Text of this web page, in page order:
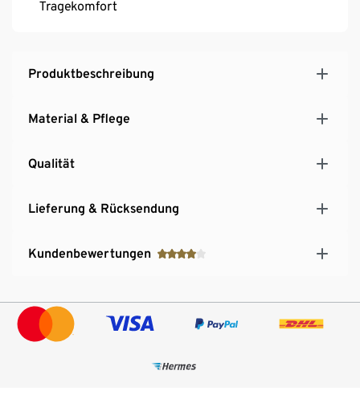
Tragekomfort
Produktbeschreibung
Material & Pflege
Qualität
Lieferung & Rücksendung
Kundenbewertungen